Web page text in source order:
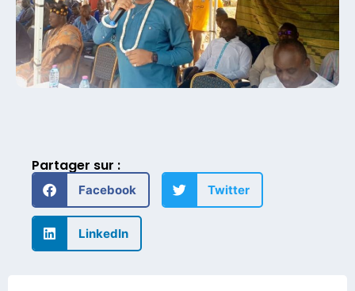
Partager sur :
Facebook Twitter
LinkedIn